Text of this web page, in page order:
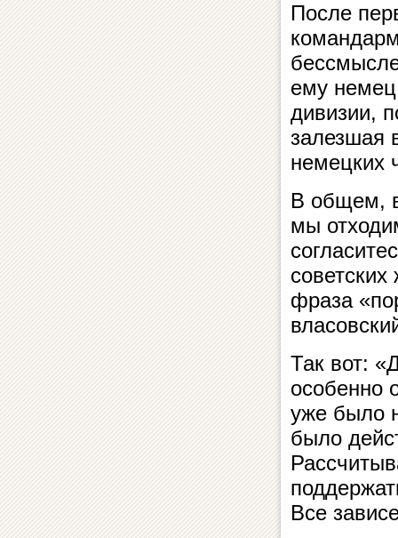
После
ему
дивизии,
залезшая
немецких
В общем,
мы
фраза
Так вот:
особенно
уже было
было
Все